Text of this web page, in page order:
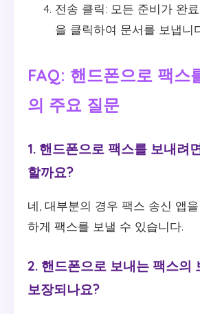
전송 클릭: 모든 준비가 완
을 클릭하여 문서를 보냅니
FAQ: 핸드폰으로 팩스
의 주요 질문
1. 핸드폰으로 팩스를 보내려
할까요?
네, 대부분의 경우 팩스 송신 앱
하게 팩스를 보낼 수 있습니다.
2. 핸드폰으로 보내는 팩스의
보장되나요?